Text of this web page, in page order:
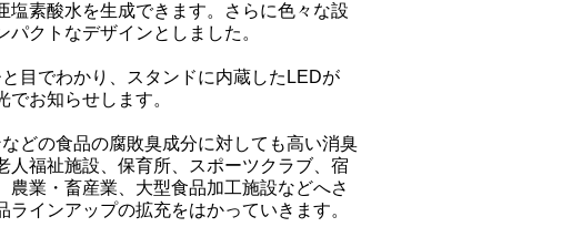
素酸水を生成できます。さらに色々な設
クトなデザインとしました。
目でわかり、スタンドに内蔵したLEDが
でお知らせします。
どの食品の腐敗臭成分に対しても高い消臭
福祉施設、保育所、スポーツクラブ、宿
業・畜産業、大型食品加工施設などへさ
インアップの拡充をはかっていきます。